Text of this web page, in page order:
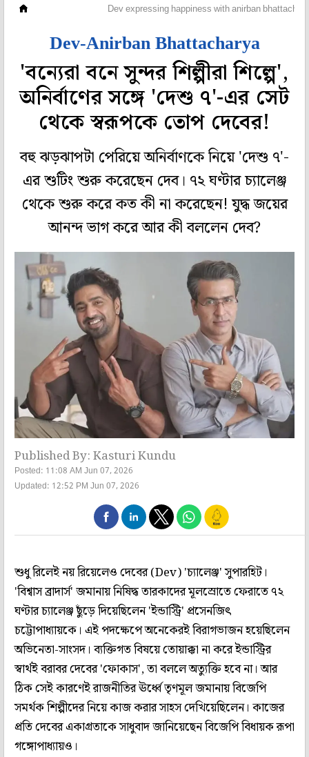
Dev expressing happiness with anirban
Dev-Anirban Bhattacharya
'বন্যেরা বনে সুন্দর শিল্পীরা শিল্পে',
অনির্বাণের সঙ্গে 'দেশু ৭'-এর সেট
থেকে স্বরূপকে তোপ দেবের!
বহু ঝড়ঝাপটা পেরিয়ে অনির্বাণকে নিয়ে 'দেশু ৭'-
এর শুটিং শুরু করেছেন দেব। ৭২ ঘণ্টার চ্যালেঞ্জ
থেকে শুরু করে কত কী না করেছেন! যুদ্ধ জয়ের
আনন্দ ভাগ করে আর কী বললেন দেব?
Published By: Kasturi Kundu
Posted: 11:08 AM Jun 07, 2026
Updated: 12:52 PM Jun 07, 2026
শুধু রিলেই নয় রিয়েলেও দেবের (Dev) 'চ্যালেঞ্জ' সুপারহিট।
'বিশ্বাস ব্রাদার্স' জমানায় নিষিদ্ধ তারকাদের মূলস্রোতে ফেরাতে ৭২
ঘণ্টার চ্যালেঞ্জ ছুঁড়ে দিয়েছিলেন 'ইন্ডাস্ট্রি' প্রসেনজিৎ
চট্টোপাধ্যায়কে। এই পদক্ষেপে অনেকেরই বিরাগভাজন হয়েছিলেন
অভিনেতা-সাংসদ। ব্যক্তিগত বিষয়ে তোয়াক্কা না করে ইন্ডাস্ট্রির
স্বার্থই বরাবর দেবের 'ফোকাস', তা বললে অত্যুক্তি হবে না। আর
ঠিক সেই কারণেই রাজনীতির ঊর্ধ্বে তৃণমূল জমানায় বিজেপি
সমর্থক শিল্পীদের নিয়ে কাজ করার সাহস দেখিয়েছিলেন। কাজের
প্রতি দেবের একাগ্রতাকে সাধুবাদ জানিয়েছেন বিজেপি বিধায়ক রূপা
গঙ্গোপাধ্যায়ও।